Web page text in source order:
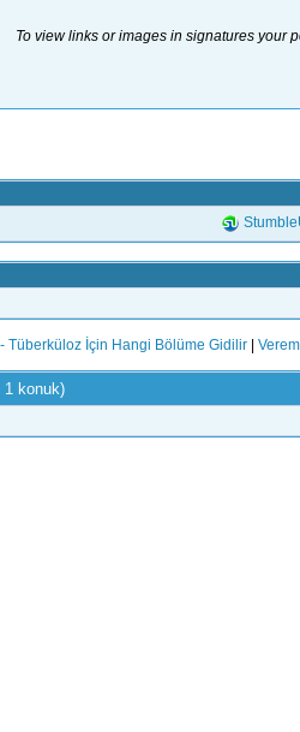
To view links or images in signatures your
Tüberküloz İçin Hangi Bölüme Gidilir|
1 konuk)